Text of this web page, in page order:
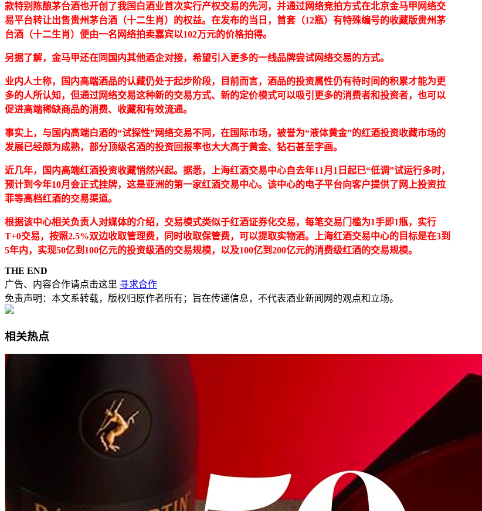
款特别陈酿茅台酒也开创了我国白酒业首次实行产权交易的先河，并通过网络竞拍方式在北京金马甲网络交
易平台转让出售贵州茅台酒（十二生肖）的权益。在发布的当日，首套（12瓶）有特殊编号的收藏版贵州茅
台酒（十二生肖）便由一名网络拍卖嘉宾以102万元的价格拍得。
另据了解，金马甲还在同国内其他酒企对接，希望引入更多的一线品牌尝试网络交易的方式。
业内人士称，国内高端酒品的认藏仍处于起步阶段，目前而言，酒品的投资属性仍有待时间的积累才能为更
多的人所认知，但通过网络交易这种新的交易方式、新的定价模式可以吸引更多的消费者和投资者，也可以
促进高端稀缺商品的消费、收藏和有效流通。
事实上，与国内高端白酒的“试探性”网络交易不同，在国际市场，被誉为“液体黄金”的红酒投资收藏市场的
发展已经颇为成熟，部分顶级名酒的投资回报率也大大高于黄金、钻石甚至字画。
近几年，国内高端红酒投资收藏悄然兴起。据悉，上海红酒交易中心自去年11月1日起已“低调”试运行多时，
预计到今年10月会正式挂牌，这是亚洲的第一家红酒交易中心。该中心的电子平台向客户提供了网上投资拉
菲等高档红酒的交易渠道。
根据该中心相关负责人对媒体的介绍，交易模式类似于红酒证券化交易，每笔交易门槛为1手即1瓶，实行
T+0交易，按照2.5%双边收取管理费，同时收取保管费，可以提取实物酒。上海红酒交易中心的目标是在3到
5年内，实现50亿到100亿元的投资级酒的交易规模，以及100亿到200亿元的消费级红酒的交易规模。
THE END
广告、内容合作请点击这里 寻求合作
免责声明：本文系转载，版权归原作者所有；旨在传递信息，不代表酒业新闻网的观点和立场。
相关热点